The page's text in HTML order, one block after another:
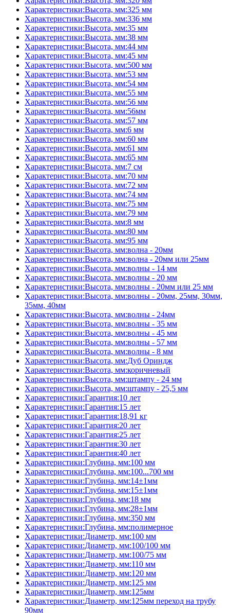
Характеристики:Высота, мм:325 мм
Характеристики:Высота, мм:336 мм
Характеристики:Высота, мм:35 мм
Характеристики:Высота, мм:38 мм
Характеристики:Высота, мм:44 мм
Характеристики:Высота, мм:45 мм
Характеристики:Высота, мм:500 мм
Характеристики:Высота, мм:53 мм
Характеристики:Высота, мм:54 мм
Характеристики:Высота, мм:55 мм
Характеристики:Высота, мм:56 мм
Характеристики:Высота, мм:56мм
Характеристики:Высота, мм:57 мм
Характеристики:Высота, мм:6 мм
Характеристики:Высота, мм:60 мм
Характеристики:Высота, мм:61 мм
Характеристики:Высота, мм:65 мм
Характеристики:Высота, мм:7 см
Характеристики:Высота, мм:70 мм
Характеристики:Высота, мм:72 мм
Характеристики:Высота, мм:74 мм
Характеристики:Высота, мм:75 мм
Характеристики:Высота, мм:79 мм
Характеристики:Высота, мм:8 мм
Характеристики:Высота, мм:80 мм
Характеристики:Высота, мм:95 мм
Характеристики:Высота, мм:волна - 20мм
Характеристики:Высота, мм:волна - 20мм или 25мм
Характеристики:Высота, мм:волны - 14 мм
Характеристики:Высота, мм:волны - 20 мм
Характеристики:Высота, мм:волны - 20мм или 25 мм
Характеристики:Высота, мм:волны - 20мм, 25мм, 30мм,
35мм, 40мм
Характеристики:Высота, мм:волны - 24мм
Характеристики:Высота, мм:волны - 35 мм
Характеристики:Высота, мм:волны - 45 мм
Характеристики:Высота, мм:волны - 57 мм
Характеристики:Высота, мм:волны - 8 мм
Характеристики:Высота, мм:Дуб Ориндж
Характеристики:Высота, мм:коричневый
Характеристики:Высота, мм:штампу - 24 мм
Характеристики:Высота, мм:штампу - 25,5 мм
Характеристики:Гарантия:10 лет
Характеристики:Гарантия:15 лет
Характеристики:Гарантия:18,91 кг
Характеристики:Гарантия:20 лет
Характеристики:Гарантия:25 лет
Характеристики:Гарантия:30 лет
Характеристики:Гарантия:40 лет
Характеристики:Глубина, мм:100 мм
Характеристики:Глубина, мм:100...700 мм
Характеристики:Глубина, мм:14±1мм
Характеристики:Глубина, мм:15±1мм
Характеристики:Глубина, мм:18 мм
Характеристики:Глубина, мм:28±1мм
Характеристики:Глубина, мм:350 мм
Характеристики:Глубина, мм:полимерное
Характеристики:Диаметр, мм:100 мм
Характеристики:Диаметр, мм:100/100 мм
Характеристики:Диаметр, мм:100/75 мм
Характеристики:Диаметр, мм:110 мм
Характеристики:Диаметр, мм:120 мм
Характеристики:Диаметр, мм:125 мм
Характеристики:Диаметр, мм:125мм
Характеристики:Диаметр, мм:125мм переход на трубу
90мм